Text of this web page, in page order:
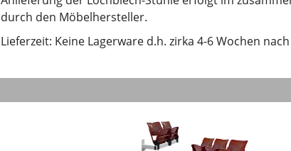
durch den Möbelhersteller.
Lieferzeit: Keine Lagerware d.h. zirka 4-6 Wochen